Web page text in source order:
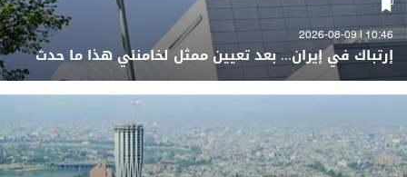
10:46 | 2026-08-09
إرتباك في إيران... بعد تعيين ممثل لخامنئي هذا ما حدث